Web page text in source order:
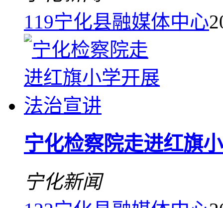
119宁化县融媒体中心
宁化检察院走进红旗
宁化新闻